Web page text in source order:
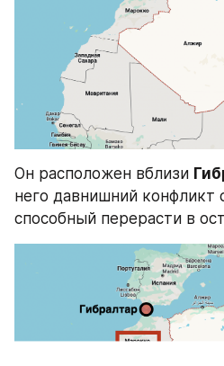
Он расположен вблизи
него давнишний конфликт
способный перерасти в